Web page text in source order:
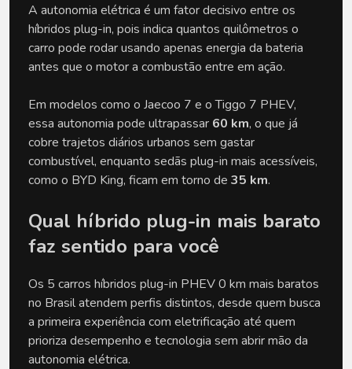
A autonomia elétrica é um fator decisivo entre os
híbridos plug-in, pois indica quantos quilômetros o
carro pode rodar usando apenas energia da bateria
antes que o motor a combustão entre em ação.
Em modelos como o Jaecoo 7 e o Tiggo 7 PHEV,
essa autonomia pode ultrapassar 60 km, o que já
cobre trajetos diários urbanos sem gastar
combustível, enquanto sedãs plug-in mais acessíveis,
como o BYD King, ficam em torno de 35 km.
Qual híbrido plug-in mais barato
faz sentido para você
Os 5 carros híbridos plug-in PHEV 0 km mais baratos
no Brasil atendem perfis distintos, desde quem busca
a primeira experiência com eletrificação até quem
prioriza desempenho e tecnologia sem abrir mão da
autonomia elétrica.